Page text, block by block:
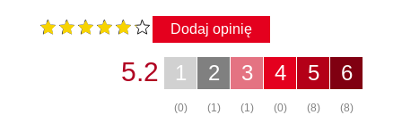
Dodaj opinię
6
(8)
5
(8)
4
(0)
3
(1)
2
(1)
1
(0)
5.2